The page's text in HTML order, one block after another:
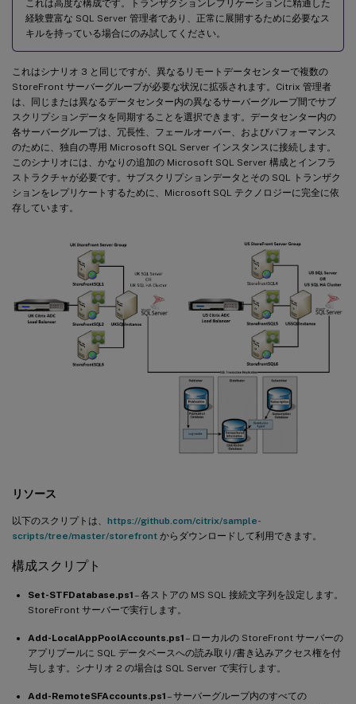
これは高度な構成です。トランザクションレプリケーションに精通した
経験豊富な SQL Server 管理者であり、正常に展開するために必要なス
キルを持っている場合にのみ試してください。
これはシナリオ 3 と同じですが、異なるリモートデータセンターで複数の
StoreFront サーバーグループが必要な状況に拡張されます。Citrix 管理者
は、同じまたは異なるデータセンター内の異なるサーバーグループ間でサブ
スクリプションデータを同期することを選択できます。データセンター内の
各サーバーグループは、冗長性、フェールオーバー、およびパフォーマンス
のために、独自の専用 Microsoft SQL Server インスタンスに接続します。
このシナリオには、かなりの追加の Microsoft SQL Server 構成とインフラ
ストラクチャが必要です。サブスクリプションデータとその SQL トランザク
ションをレプリケートするために、Microsoft SQL テクノロジーに完全に依
存しています。
リソース
以下のスクリプトは、 https://github.com/citrix/sample-
scripts/tree/master/storefront からダウンロードして利用できます。
構成スクリプト
Set-STFDatabase.ps1– 各ストアの MS SQL 接続文字列を設定します。
StoreFront サーバーで実行します。
Add-LocalAppPoolAccounts.ps1– ローカルの StoreFront サーバーの
アプリプールに SQL データベースへの読み取り/書き込みアクセス権を付
与します。シナリオ 2 の場合は SQL Server で実行します。
Add-RemoteSFAccounts.ps1– サーバーグループ内のすべての